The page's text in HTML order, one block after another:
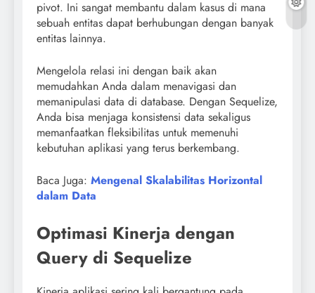
pivot. Ini sangat membantu dalam kasus di mana
sebuah entitas dapat berhubungan dengan banyak
entitas lainnya.
Mengelola relasi ini dengan baik akan
memudahkan Anda dalam menavigasi dan
memanipulasi data di database. Dengan Sequelize,
Anda bisa menjaga konsistensi data sekaligus
memanfaatkan fleksibilitas untuk memenuhi
kebutuhan aplikasi yang terus berkembang.
Baca Juga: Mengenal Skalabilitas Horizontal
dalam Data
Optimasi Kinerja dengan
Query di Sequelize